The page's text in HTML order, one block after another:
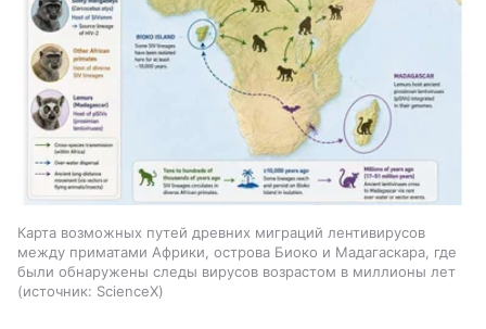
Карта возможных путей древних миграций лентивирусов
между приматами Африки, острова Биоко и Мадагаскара, где
были обнаружены следы вирусов возрастом в миллионы лет
источник: ScienceX